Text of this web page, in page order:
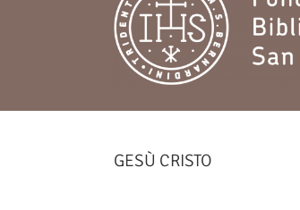
Fondazione
Bernardino
GESÙ CRISTO